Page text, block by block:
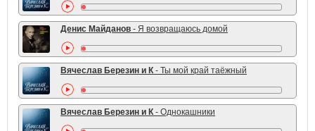
Денис Майданов - Я возвращаюсь домой
Вячеслав Березин и К - Ты мой край таёжный
Вячеслав Березин и К - Однокашники